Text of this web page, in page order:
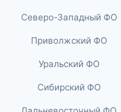
Северо-Западный ФО
Приволжский ФО
Уральский ФО
Сибирский ФО